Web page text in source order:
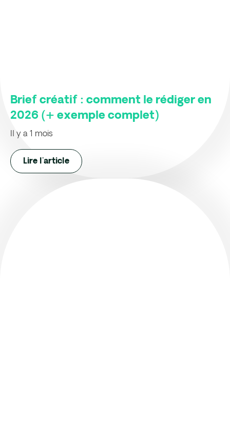
Brief créatif : comment le rédiger en
2026 (+ exemple complet)
Il y a 1 mois
Lire l'article